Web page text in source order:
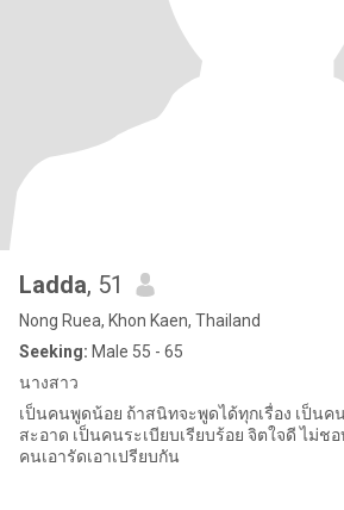
Ladda, 51
Nong Ruea, Khon Kaen, Thailand
Seeking: Male 55 - 65
นางสาว
เป็นคนพูดน้อย ถ้าสนิทจะพูดได้ทุกเรื่อง เป็นคนซื่อสัตย์ สุจริต รักความ
สะอาด เป็นคนระเบียบเรียบร้อย จิตใจดี ไม่ชอบคนเห็นแก่ตัว ไม่ชอบ
คนเอารัดเอาเปรียบกัน